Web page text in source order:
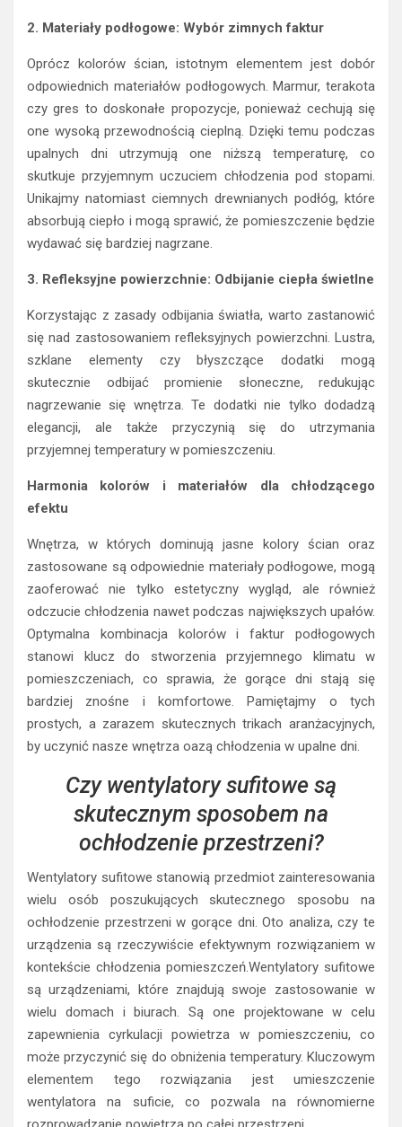
2. Materiały podłogowe: Wybór zimnych faktur
Oprócz kolorów ścian, istotnym elementem jest dobór
odpowiednich materiałów podłogowych. Marmur, terakota
czy gres to doskonałe propozycje, ponieważ cechują się
one wysoką przewodnością cieplną. Dzięki temu podczas
upalnych dni utrzymują one niższą temperaturę, co
skutkuje przyjemnym uczuciem chłodzenia pod stopami.
Unikajmy natomiast ciemnych drewnianych podłóg, które
absorbują ciepło i mogą sprawić, że pomieszczenie będzie
wydawać się bardziej nagrzane.
3. Refleksyjne powierzchnie: Odbijanie ciepła świetlne
Korzystając z zasady odbijania światła, warto zastanowić
się nad zastosowaniem refleksyjnych powierzchni. Lustra,
szklane elementy czy błyszczące dodatki mogą
skutecznie odbijać promienie słoneczne, redukując
nagrzewanie się wnętrza. Te dodatki nie tylko dodadzą
elegancji, ale także przyczynią się do utrzymania
przyjemnej temperatury w pomieszczeniu.
Harmonia kolorów i materiałów dla chłodzącego
efektu
Wnętrza, w których dominują jasne kolory ścian oraz
zastosowane są odpowiednie materiały podłogowe, mogą
zaoferować nie tylko estetyczny wygląd, ale również
odczucie chłodzenia nawet podczas największych upałów.
Optymalna kombinacja kolorów i faktur podłogowych
stanowi klucz do stworzenia przyjemnego klimatu w
pomieszczeniach, co sprawia, że gorące dni stają się
bardziej znośne i komfortowe. Pamiętajmy o tych
prostych, a zarazem skutecznych trikach aranżacyjnych,
by uczynić nasze wnętrza oazą chłodzenia w upalne dni.
Czy wentylatory sufitowe są
skutecznym sposobem na
ochłodzenie przestrzeni?
Wentylatory sufitowe stanowią przedmiot zainteresowania
wielu osób poszukujących skutecznego sposobu na
ochłodzenie przestrzeni w gorące dni. Oto analiza, czy te
urządzenia są rzeczywiście efektywnym rozwiązaniem w
kontekście chłodzenia pomieszczeń.Wentylatory sufitowe
są urządzeniami, które znajdują swoje zastosowanie w
wielu domach i biurach. Są one projektowane w celu
zapewnienia cyrkulacji powietrza w pomieszczeniu, co
może przyczynić się do obniżenia temperatury. Kluczowym
elementem tego rozwiązania jest umieszczenie
wentylatora na suficie, co pozwala na równomierne